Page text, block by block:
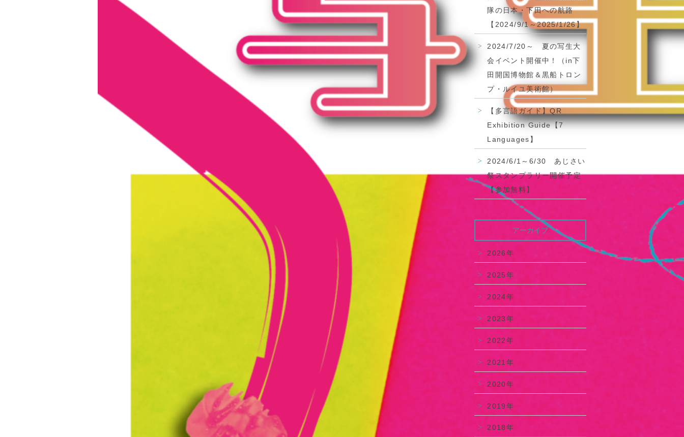
隊の日本・下田への航路
【2024/9/1～2025/1/26】
2024/7/20～ 夏の写生大
会イベント開催中！（in下
田開国博物館＆黒船トロン
プ・ルイユ美術館）
【多言語ガイド】QR
Exhibition Guide【7
Languages】
2024/6/1～6/30 あじさい
祭スタンプラリー開催予定
【参加無料】
アーカイブ
2026年
2025年
2024年
2023年
2022年
2021年
2020年
2019年
2018年